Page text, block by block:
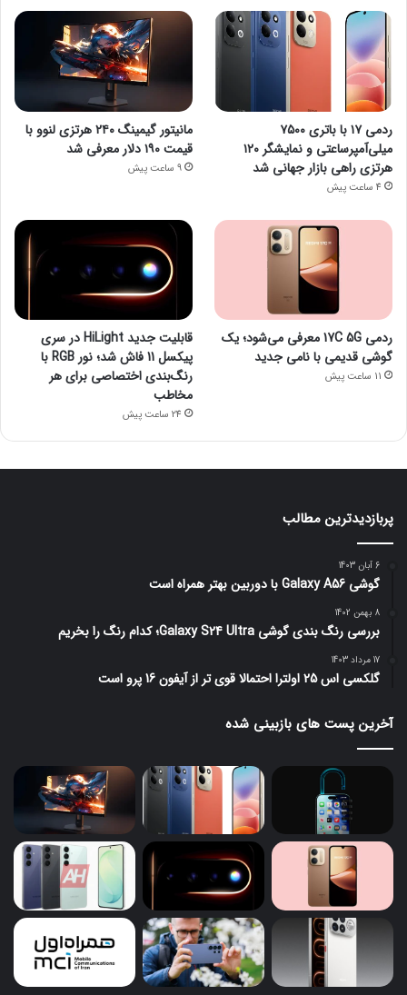
ردمی ۱۷ با باتری ۷۵۰۰
میلی‌آمپرساعتی و نمایشگر ۱۲۰
هرتزی راهی بازار جهانی شد
4 ساعت پیش
مانیتور گیمینگ ۲۴۰ هرتزی لنوو با
قیمت ۱۹۰ دلار معرفی شد
9 ساعت پیش
ردمی 17C 5G معرفی می‌شود؛ یک
گوشی قدیمی با نامی جدید
11 ساعت پیش
قابلیت جدید HiLight در سری
پیکسل 11 فاش شد؛ نور RGB با
رنگ‌بندی اختصاصی برای هر
مخاطب
24 ساعت پیش
پربازدیدترین مطالب
6 آبان 1403
گوشی Galaxy A56 با دوربین بهتر همراه است
8 بهمن 1402
بررسی رنگ بندی گوشی Galaxy S24 Ultra؛ کدام رنگ را بخریم
17 مرداد 1403
گلکسی اس 25 اولترا احتمالا قوی تر از آیفون 16 پرو است
آخرین پست های بازبینی شده